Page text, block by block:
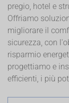
pregio, hotel e
Offriamo
migliorare il
sicurezza, con
risparmio
progettiamo e
efficienti, i più